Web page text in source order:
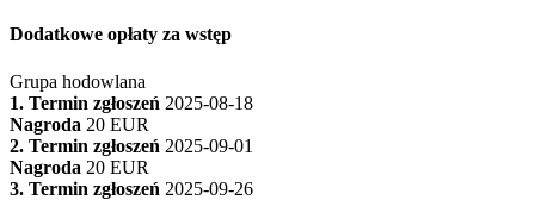
Dodatkowe opłaty za wstęp
Grupa hodowlana
1. Termin zgłoszeń 2025-08-18
Nagroda 20 EUR
2. Termin zgłoszeń 2025-09-01
Nagroda 20 EUR
3. Termin zgłoszeń 2025-09-26